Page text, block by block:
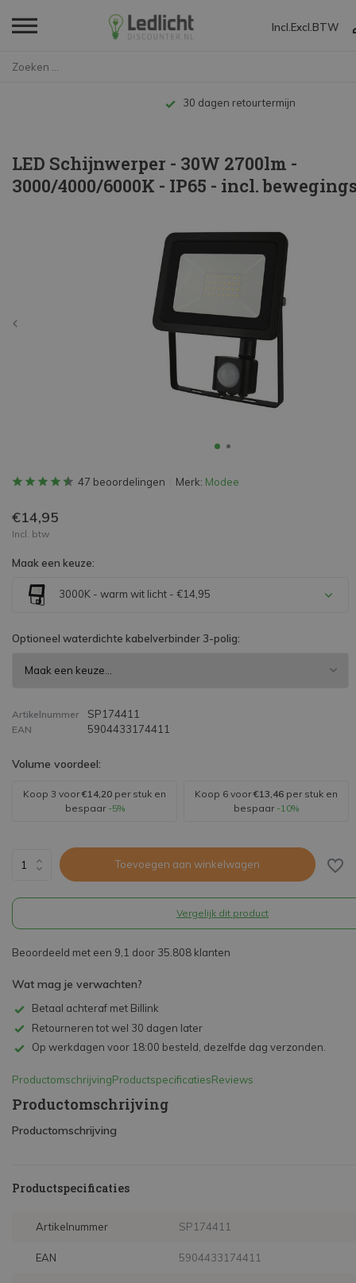
Incl. Excl. BTW
Tot 10 jaar garantie
LED Schijnwerper - 30W 2700lm -
3000/4000/6000K - IP65 - incl.
47 beoordelingen Merk: Modee
€14,95
Incl. btw
Maak een keuze:
3000K - warm wit licht - €14,95
Optioneel waterdichte kabelverbinder 3-polig:
Artikelnummer SP174411
EAN 5904433174411
Volume voordeel:
Koop 3 voor€14,20 per stuk en
bespaar -5%
Koop 6 voor€13,46 per stuk en
bespaar -10%
Toevoegen aan winkelwagen
Vergelijk dit product
Beoordeeld met een 9,1 door 35.808 klanten
Wat mag je verwachten?
Betaal achteraf met Billink
Retourneren tot wel 30 dagen later
Op werkdagen voor 18:00 besteld, dezelfde dag verzonden.
ProductomschrijvingProductspecificatiesReviews
Productomschrijving
Productomschrijving
Productspecificaties
Artikelnummer SP174411
EAN 5904433174411